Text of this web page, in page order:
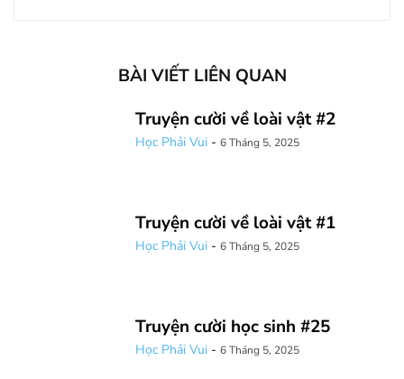
BÀI VIẾT LIÊN QUAN
Truyện cười về loài vật #2
Học Phải Vui - 6 Tháng 5, 2025
Truyện cười về loài vật #1
Học Phải Vui - 6 Tháng 5, 2025
Truyện cười học sinh #25
Học Phải Vui - 6 Tháng 5, 2025